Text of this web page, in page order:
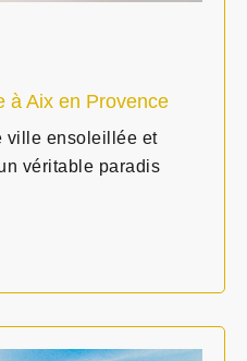
à Aix en Provence
ville ensoleillée et
véritable paradis